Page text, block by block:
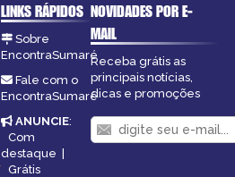
LINKS RÁPIDOS
Sobre
EncontraSumaré
Fale com o
EncontraSumaré
ANUNCIE:
Com
destaque |
Grátis
NOVIDADES POR E-
MAIL
Receba grátis as
principais notícias,
dicas e promoções